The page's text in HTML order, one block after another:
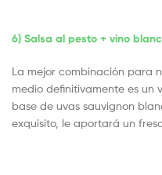
6) Salsa al pesto + vino
La mejor combinación para
medio definitivamente es un
base de uvas sauvignon
exquisito, le aportará un